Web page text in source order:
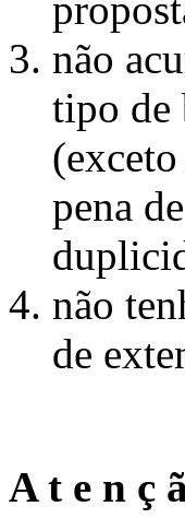
não
tipo de
pena
não
de
A t e n ç